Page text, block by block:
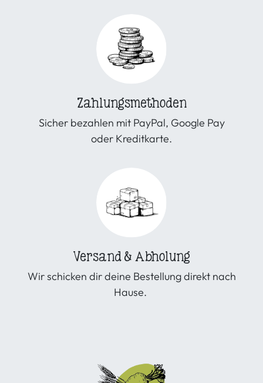
Zahlungsmethoden
Sicher bezahlen mit PayPal, Google Pay
oder Kreditkarte.
Versand & Abholung
Wir schicken dir deine Bestellung direkt nach
Hause.